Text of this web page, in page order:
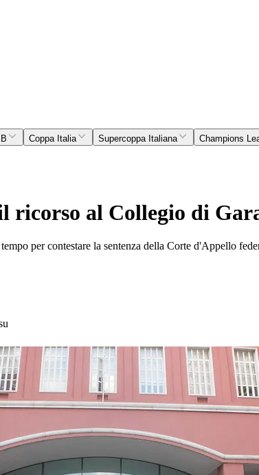
Coppa Italia Supercoppa Italiana Champions
ricorso al Collegio di
per contestare la sentenza della Corte d'Appello